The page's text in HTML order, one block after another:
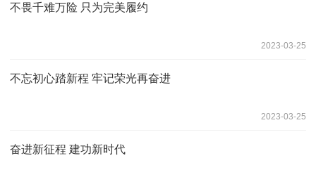
不畏千难万险 只为完美履约
2023-03-25
不忘初心踏新程 牢记荣光再奋进
2023-03-25
奋进新征程 建功新时代